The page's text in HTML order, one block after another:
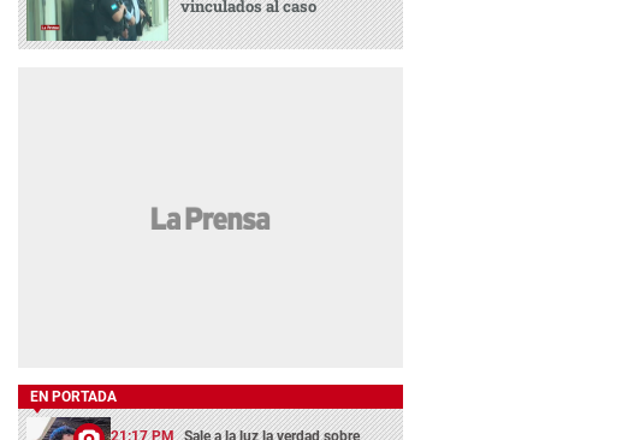
vinculados al caso
EN PORTADA
21:17 PM Sale a la luz la verdad sobre